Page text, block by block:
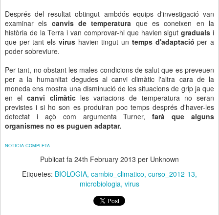
Després del resultat obtingut ambdós equips d'investigació van
examinar els canvis de temperatura que es coneixen en la
història de la Terra i van comprovar-hi que havien sigut gradualsi
que per tant els virushavien tingut un temps d'adaptacióper a
poder sobreviure.
Per tant, no obstant les males condicions de salut que es preveuen
per a la humanitat degudes al canvi climàtic l'altra cara de la
moneda ens mostra una disminució de les situacions de grip ja que
en el canvi climàticles variacions de temperatura no seran
previstes i si ho son es produiran poc temps després d'haver-les
detectat i açò com argumenta Turner,farà que alguns
organismes no es puguen adaptar.
NOTICIA COMPLETA
Publicat fa 24th February 2013 per Unknown
Etiquetes: BIOLOGIA cambio_climatico curso_2012-13
microbiologia virus